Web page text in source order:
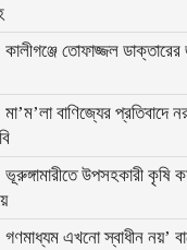
কালীগঞ্জে তোফাজ্জল
মা’ম’লা বাণিজ্যের প্রতিবাদে
ভূরুঙ্গামারীতে উপসহকারী কৃষি
গণমাধ্যম এখনো স্বাধীন নয়’